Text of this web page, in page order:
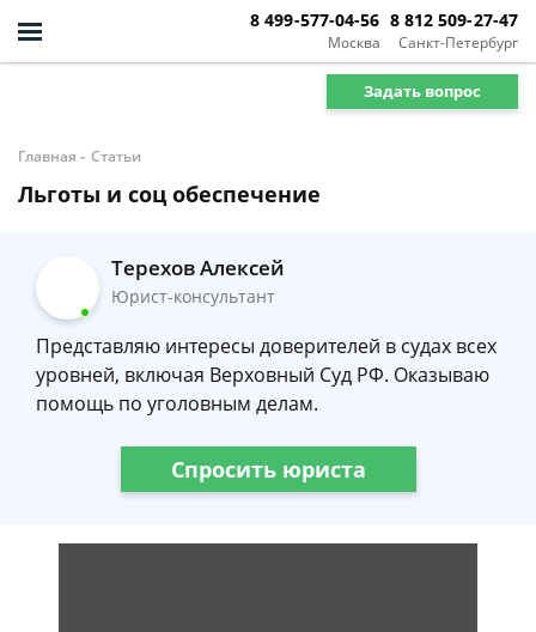
Москва
8 499-577-04-56
Санкт-Петербург
8 812 509-27-47
Задать вопрос
Главная - Статьи
Льготы и соц обеспечение
Терехов Алексей
Юрист-консультант
Представляю интересы доверителей в судах всех
уровней, включая Верховный Суд РФ. Оказываю
помощь по уголовным делам.
Спросить юриста